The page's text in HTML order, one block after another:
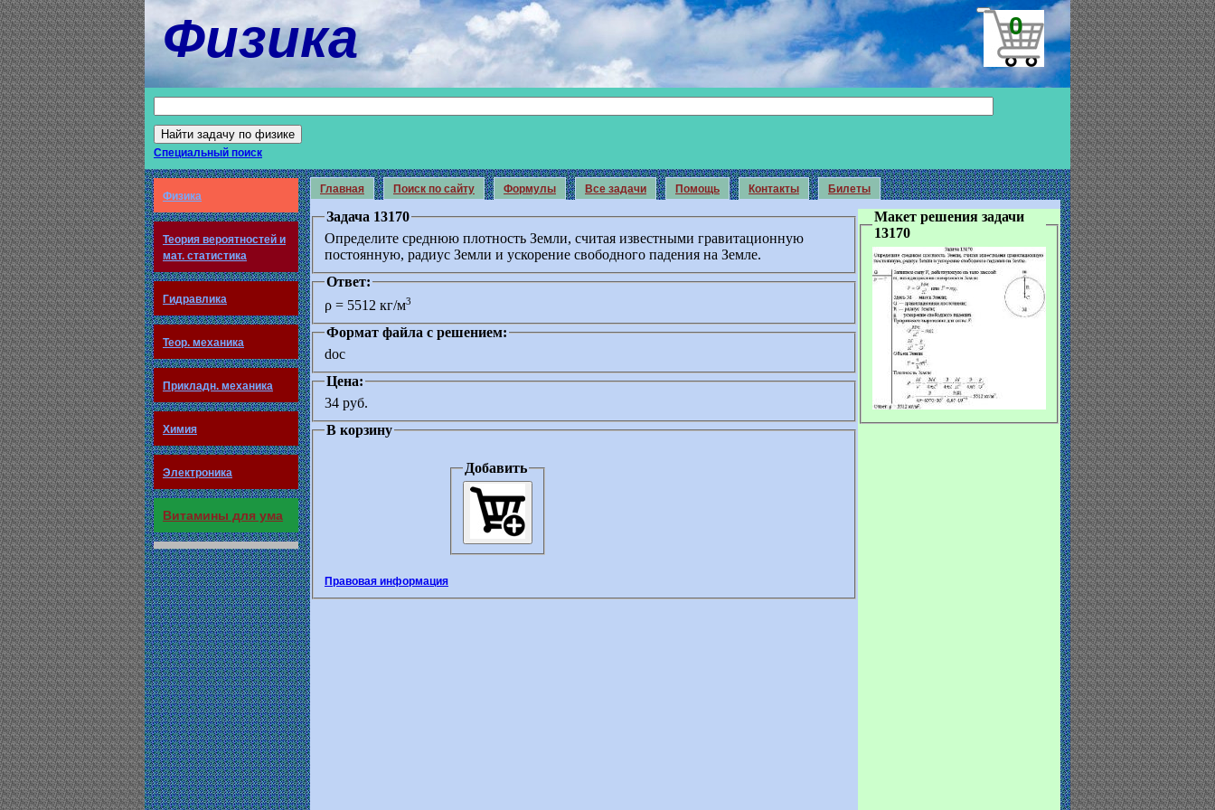
Физика 0
Специальный поиск
Физика
Теория вероятностей и
мат. статистика
Гидравлика
Теор. механика
Прикладн. механика
Химия
Электроника
Витамины для ума
Главная Поиск по сайту Формулы Все задачи Помощь Контакты Билеты
Задача 13170
Определите среднюю плотность Земли, считая известными гравитационную
постоянную, радиус Земли и ускорение свободного падения на Земле.
Макет решения задачи
13170
Ответ:
ρ = 5512 кг/м3
Формат файла с решением:
doc
Цена:
34 руб.
В корзину
Добавить
Правовая информация